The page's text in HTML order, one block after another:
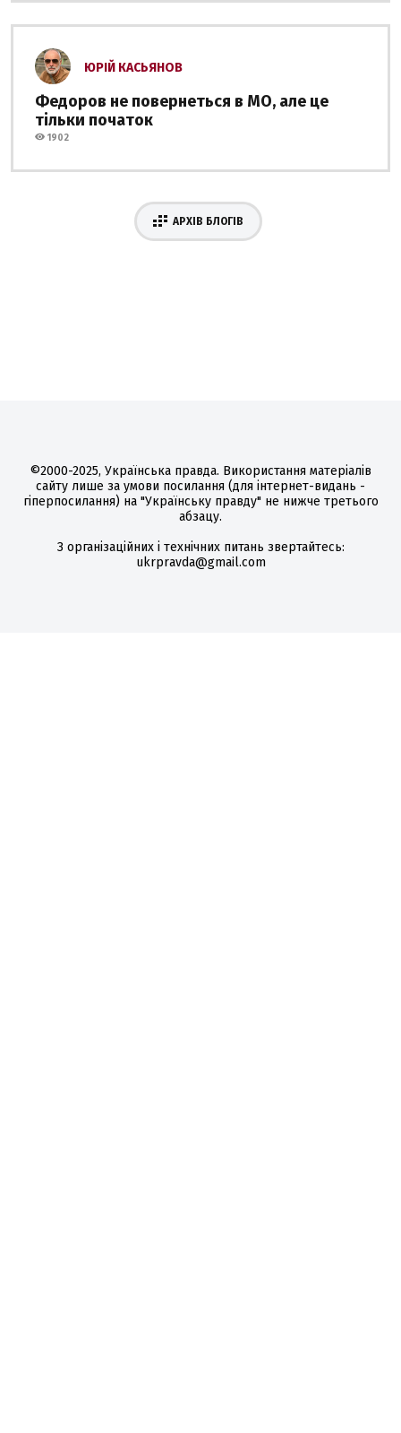
ЮРІЙ КАСЬЯНОВ
Федоров не повернеться в МО, але це
тільки початок
1902
АРХІВ БЛОГІВ
©2000-2025, Українська правда. Використання матеріалів
сайту лише за умови посилання (для інтернет-видань -
гіперпосилання) на "Українську правду" не нижче третього
абзацу.
З організаційних і технічних питань звертайтесь:
ukrpravda@gmail.com